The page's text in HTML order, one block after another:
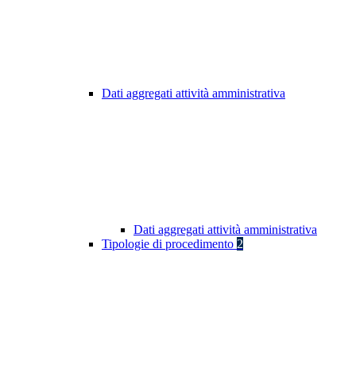
Dati aggregati attività amministrativa
Dati aggregati attività amministrativa
Tipologie di procedimento 2